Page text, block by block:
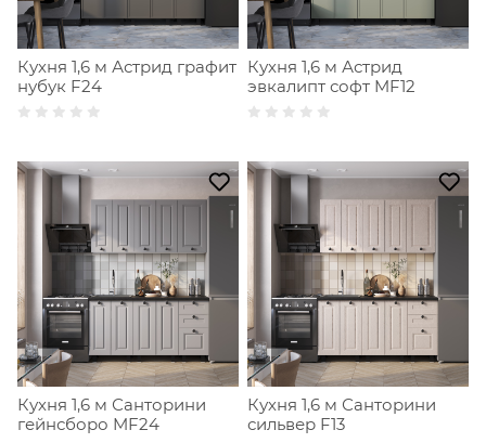
Кухня 1,6 м Астрид графит
нубук F24
Кухня 1,6 м Астрид
эвкалипт софт MF12
Кухня 1,6 м Санторини
гейнсборо MF24
Кухня 1,6 м Санторини
сильвер F13